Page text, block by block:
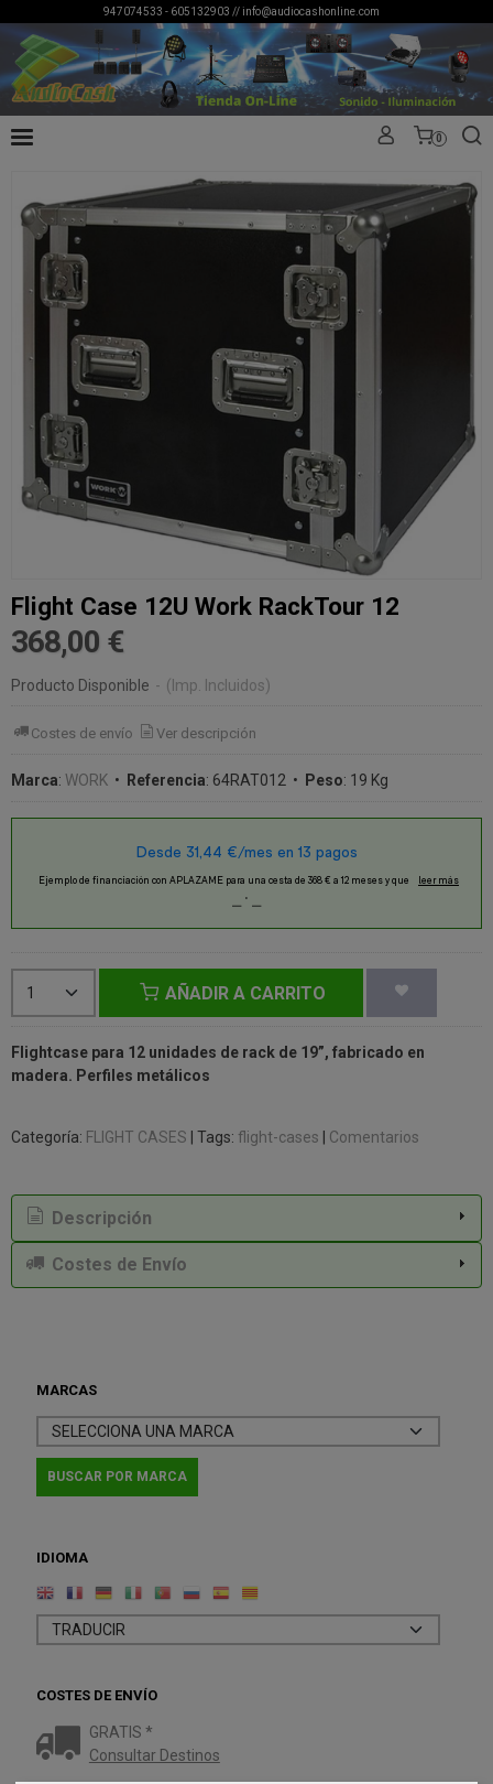
947074533 - 605132903 // info@audiocashonline.com
0
MARCAS
IDIOMA
COSTES DE ENVÍO
GRATIS *
Consultar Destinos
Flight Case 12U Work RackTour 12
368,00 €
Producto Disponible - (Imp. Incluidos)
Costes de envío Ver descripción
Marca: WORK • Referencia: 64RAT012 • Peso: 19 Kg
AÑADIR A CARRITO
Flightcase para 12 unidades de rack de 19”, fabricado en
madera. Perfiles metálicos
Categoría: FLIGHT CASES Tags: flight-cases Comentarios
Descripción
Costes de Envío